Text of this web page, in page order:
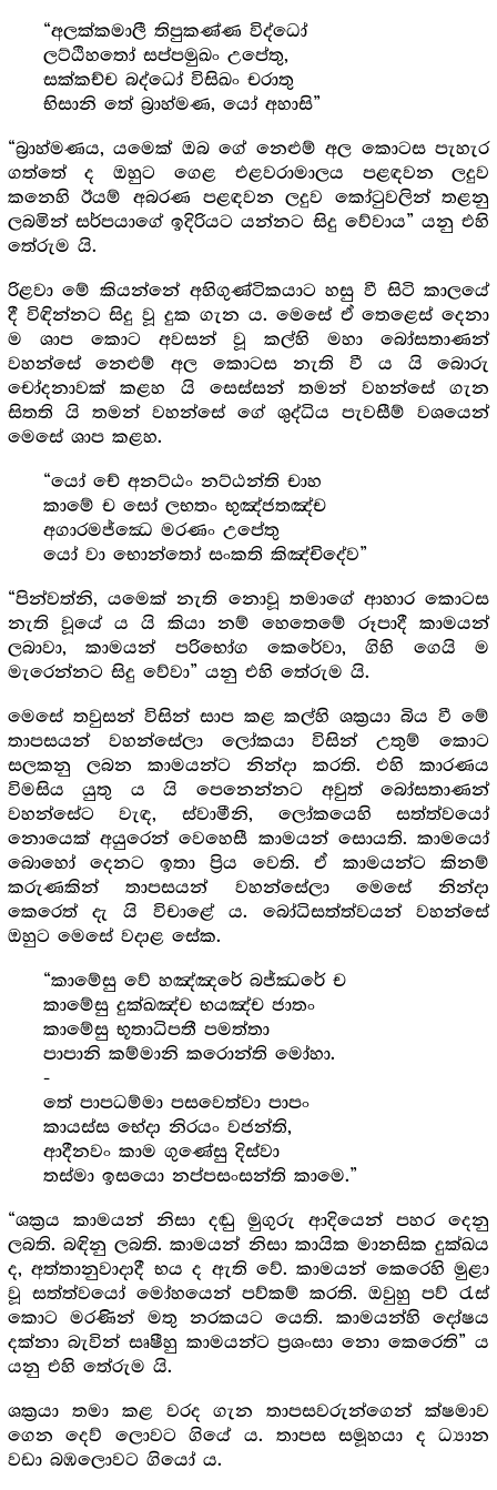
“අලක්කමාලී තිපුකණ්ණ විද්ධෝ
ලට්ඨිහතෝ සප්පමුඛං උපේතු,
සක්කච්ච බද්ධෝ විසිඛං චරාතු
භිසානි තේ බ්‍රාහ්මණ, යෝ අහාසි”
“බ්‍රාහ්මණය, යමෙක් ඔබ ගේ නෙළුම් අල කොටස පැහැර
ගත්තේ ද ඔහුට ගෙළ එළවරාමාලය පළඳවන ලදුව
කනෙහි ඊයම් අබරණ පළඳවන ලදුව කෝටුවලින් තළනු
ලබමින් සර්පයාගේ ඉදිරියට යන්නට සිදු වේවාය” යනු එහි
තේරුම යි.
රිළවා මේ කියන්නේ අහිගුණ්ටිකයාට හසු වී සිටි කාලයේ
දී විඳින්නට සිදු වූ දුක ගැන ය. මෙසේ ඒ තෙළෙස් දෙනා
ම ශාප කොට අවසන් වූ කල්හි මහා බෝසතාණන්
වහන්සේ නෙළුම් අල කොටස නැති වී ය යි බොරු
චෝදනාවක් කළහ යි සෙස්සන් තමන් වහන්සේ ගැන
සිතති යි තමන් වහන්සේ ගේ ශුද්ධිය පැවසීම් වශයෙන්
මෙසේ ශාප කළහ.
“යෝ චේ අනට්ඨං නට්ඨන්ති චාහ
කාමේ ච සෝ ලභතං භුඤ්ජතඤ්ච
අගාරමජ්ඣෙ මරණං උපේතු
යෝ වා භොන්තෝ සංකති කිඤ්චිදේව”
“පින්වත්නි, යමෙක් නැති නොවූ තමාගේ ආහාර කොටස
නැති වූයේ ය යි කියා නම් හෙතෙමේ රූපාදී කාමයන්
ලබාවා, කාමයන් පරිභෝග කෙරේවා, ගිහි ගෙයි ම
මැරෙන්නට සිදු වේවා” යනු එහි තේරුම යි.
මෙසේ තවුසන් විසින් සාප කළ කල්හි ශක්‍ර‍යා බිය වී මේ
තාපසයන් වහන්සේලා ලෝකයා විසින් උතුම් කොට
සලකනු ලබන කාමයන්ට නින්දා කරති. එහි කාරණය
විමසිය යුතු ය යි පෙනෙන්නට අවුත් බෝසතාණන්
වහන්සේට වැඳ, ස්වාමීනි, ලෝකයෙහි සත්ත්වයෝ
නොයෙක් අයුරෙන් වෙහෙසී කාමයන් සොයති. කාමයෝ
බොහෝ දෙනට ඉතා ප්‍රිය වෙති. ඒ කාමයන්ට කිනම්
කරුණකින් තාපසයන් වහන්සේලා මෙසේ නින්දා
කෙරෙත් දැ යි විචාළේ ය. බෝධිසත්ත්වයන් වහන්සේ
ඔහුට මෙසේ වදාළ සේක.
“කාමේසු වේ හඤ්ඤරේ බජ්ඣරේ ච
කාමේසු දුක්ඛඤ්ච භයඤ්ච ජාතං
කාමේසු භූතාධිපතී පමත්තා
පාපානි කම්මානි කරොන්ති මෝහා.
-
තේ පාපධම්මා පසවෙත්වා පාපං
කායස්ස භේදා නිරයං වජන්ති,
ආදීනවං කාම ගුණේසු දිස්වා
තස්මා ඉසයො නප්පසංසන්ති කාමෙ.”
“ශක්‍ර‍ය කාමයන් නිසා දඬු මුගුරු ආදියෙන් පහර දෙනු
ලබති. බඳිනු ලබති. කාමයන් නිසා කායික මානසික දුක්ඛය
ද, අත්තානුවාදාදී භය ද ඇති වේ. කාමයන් කෙරෙහි මුළා
වූ සත්ත්වයෝ මෝහයෙන් පව්කම් කරති. ඔවුහු පව් රැස්
කොට මරණින් මතු නරකයට යෙති. කාමයන්හි දෝෂය
දක්නා බැවින් සෘෂීහු කාමයන්ට ප්‍ර‍ශංසා නො කෙරෙති” ය
යනු එහි තේරුම යි.
ශක්‍ර‍යා තමා කළ වරද ගැන තාපසවරුන්ගෙන් ක්ෂමාව
ගෙන දෙව් ලොවට ගියේ ය. තාපස සමූහයා ද ධ්‍යාන
වඩා බඹලොවට ගියෝ ය.